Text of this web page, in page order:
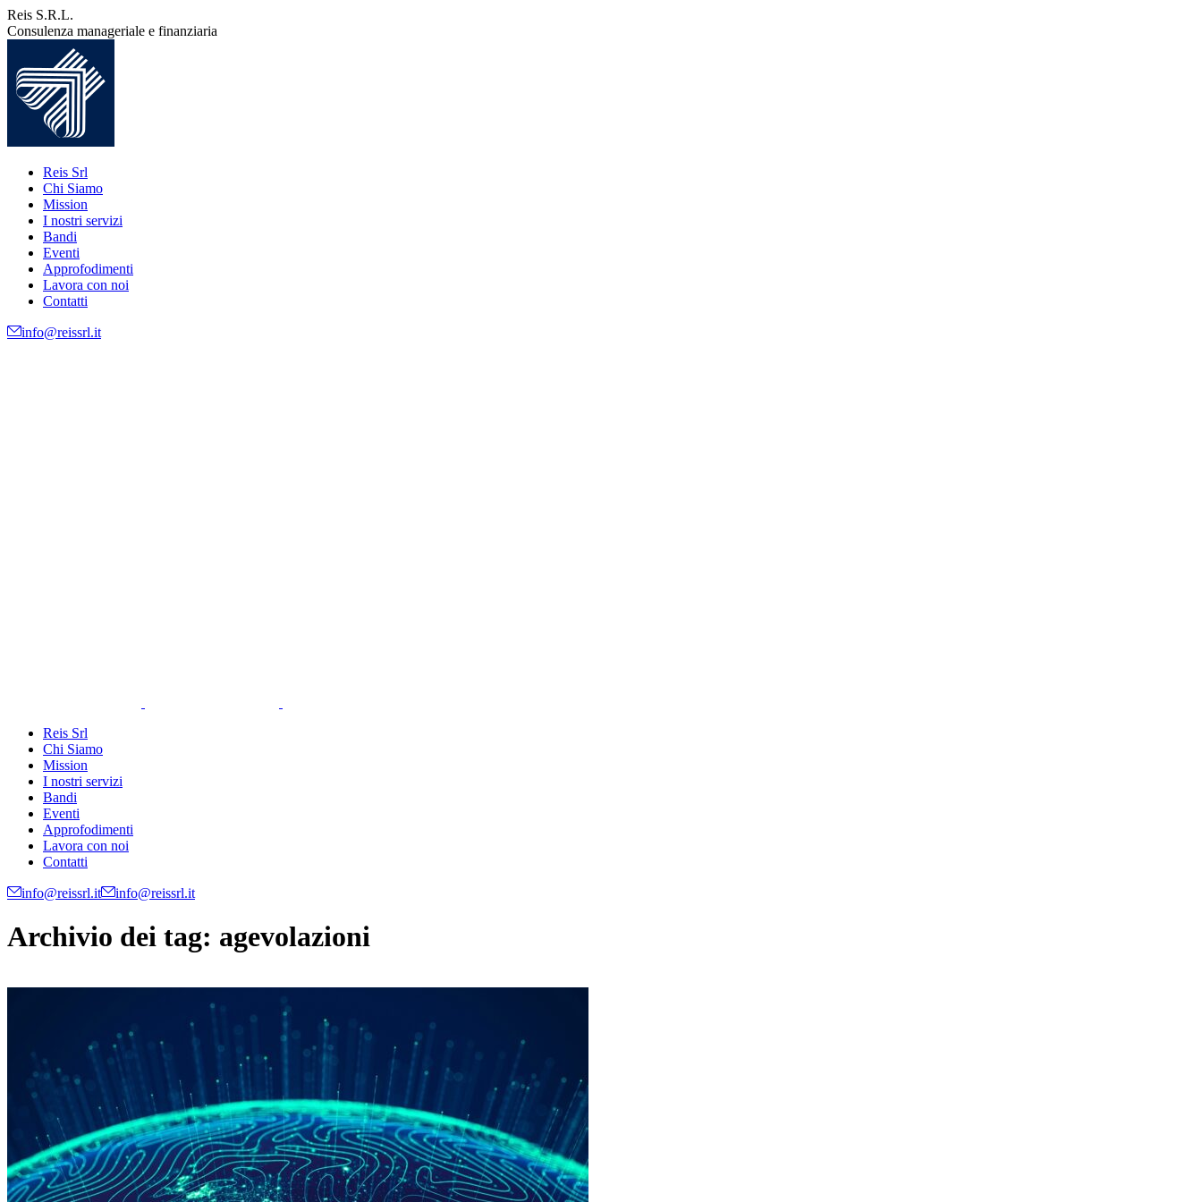
Vai
ai
Reis S.R.L.
Consulenza manageriale e finanziaria
Reis Srl
Chi Siamo
Mission
I nostri servizi
Bandi
Eventi
Approfodimenti
Lavora con noi
Contatti
info@reissrl.it
Reis Srl
Chi Siamo
Mission
I nostri servizi
Bandi
Eventi
Approfodimenti
Lavora con noi
Contatti
info@reissrl.it info@reissrl.it
Archivio dei tag: agevolazioni